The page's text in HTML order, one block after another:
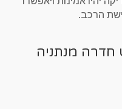
הרכב.
חדרה מנתניה